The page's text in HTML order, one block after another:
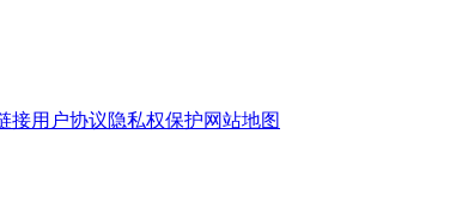
接用户协议隐私权保护网站地图